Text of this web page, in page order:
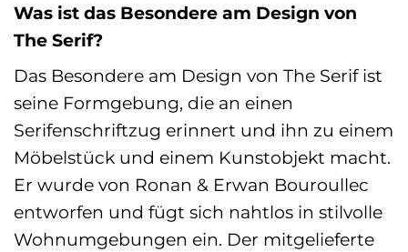
Was ist das Besondere am Design von
The Serif?
Das Besondere am Design von The Serif ist
seine Formgebung, die an einen
Serifenschriftzug erinnert und ihn zu einem
Möbelstück und einem Kunstobjekt macht.
Er wurde von Ronan & Erwan Bouroullec
entworfen und fügt sich nahtlos in stilvolle
Wohnumgebungen ein. Der mitgelieferte